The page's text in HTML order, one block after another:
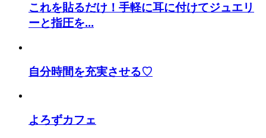
これを貼るだけ！手軽に耳に付けてジュエリ
ーと指圧を...
自分時間を充実させる♡
よろずカフェ